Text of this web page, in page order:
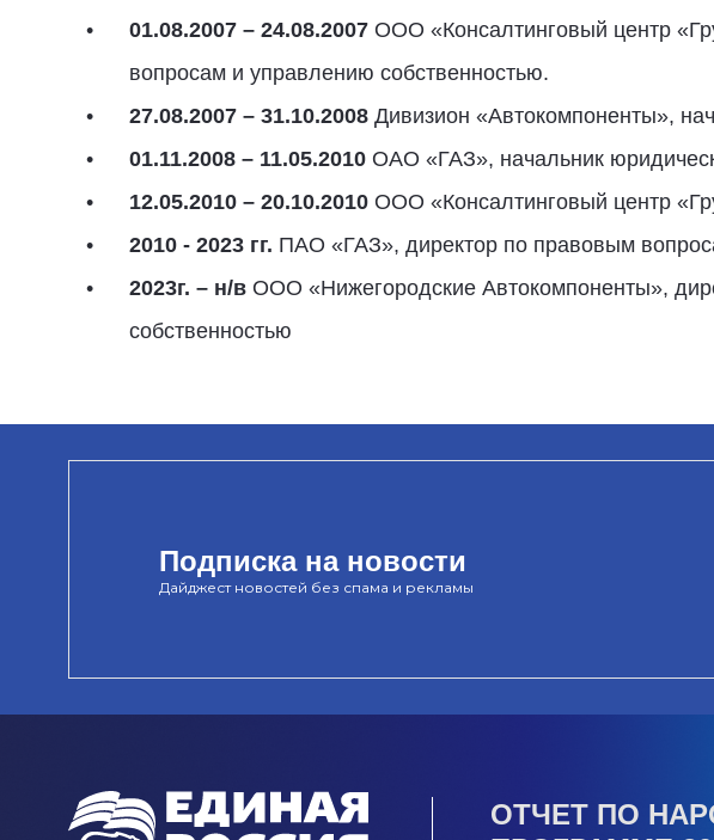
01.08.2007 – 24.08.2007 ООО «Консалтинговый центр
вопросам и управлению собственностью.
27.08.2007 – 31.10.2008 Дивизион «Автокомпоненты»,
01.11.2008 – 11.05.2010 ОАО «ГАЗ», начальник
12.05.2010 – 20.10.2010 ООО «Консалтинговый центр
2010 - 2023 гг. ПАО «ГАЗ», директор по правовым
2023г. – н/в ООО «Нижегородские Автокомпоненты»,
собственностью
Подписка на новости
Дайджест новостей без спама и рекламы
ОТЧЕТ ПО